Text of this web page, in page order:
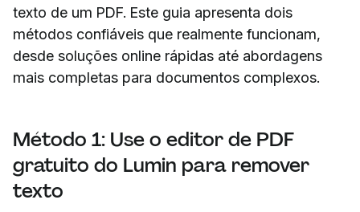
texto de um PDF. Este guia apresenta dois
métodos confiáveis que realmente funcionam,
desde soluções online rápidas até abordagens
mais completas para documentos complexos.
Método 1: Use o editor de PDF
gratuito do Lumin para remover
texto